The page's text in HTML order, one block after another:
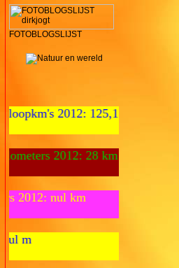
FOTOBLOGSLIJST
km
Fietskilometers